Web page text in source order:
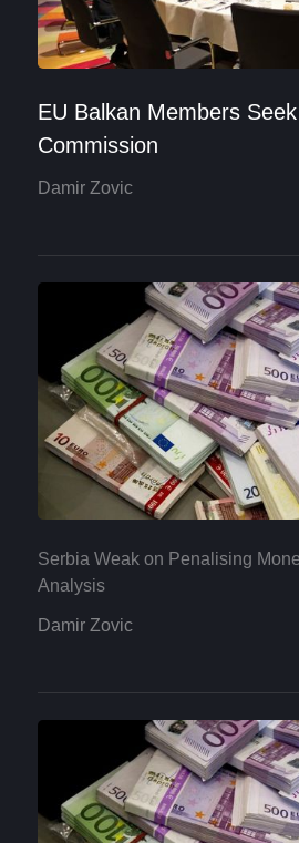
EU Balkan Members
Commission
Damir Zovic
Serbia Weak on Penalising
Analysis
Damir Zovic